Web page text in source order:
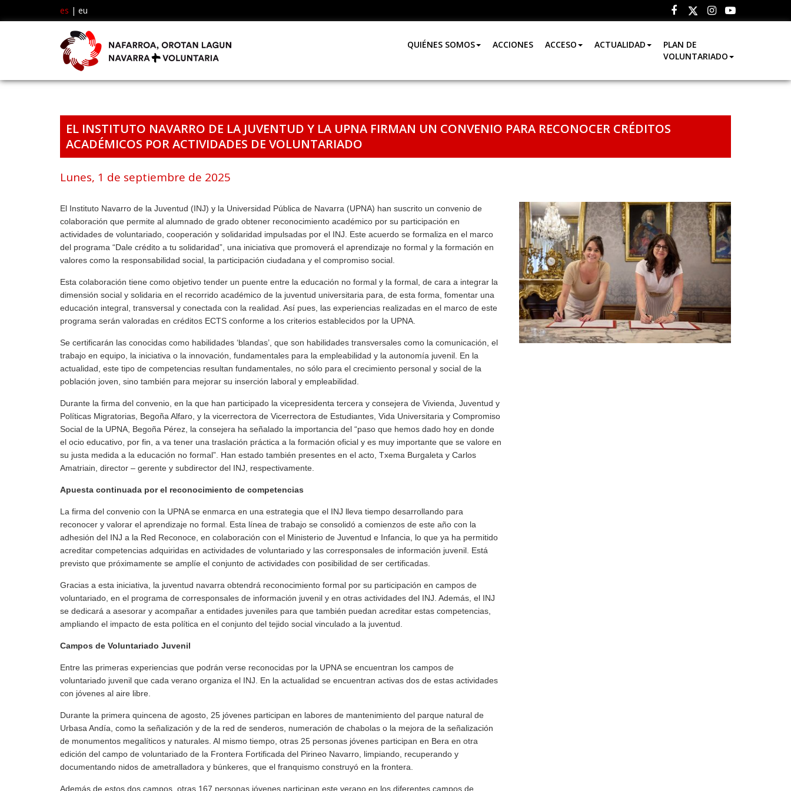
es | eu
Facebook
Twitter
Instagram
Youtube
QUIÉNES SOMOS ACCIONES ACCESO ACTUALIDAD
PLAN DE
VOLUNTARIADO
EL INSTITUTO NAVARRO DE LA JUVENTUD Y LA UPNA FIRMAN UN CONVENIO PARA RECONOCER CRÉDITOS
ACADÉMICOS POR ACTIVIDADES DE VOLUNTARIADO
Lunes, 1 de septiembre de 2025
El Instituto Navarro de la Juventud (INJ) y la Universidad Pública de Navarra (UPNA) han suscrito un convenio de
colaboración que permite al alumnado de grado obtener reconocimiento académico por su participación en
actividades de voluntariado, cooperación y solidaridad impulsadas por el INJ. Este acuerdo se formaliza en el marco
del programa “Dale crédito a tu solidaridad”, una iniciativa que promoverá el aprendizaje no formal y la formación en
valores como la responsabilidad social, la participación ciudadana y el compromiso social.
Esta colaboración tiene como objetivo tender un puente entre la educación no formal y la formal, de cara a integrar la
dimensión social y solidaria en el recorrido académico de la juventud universitaria para, de esta forma, fomentar una
educación integral, transversal y conectada con la realidad. Así pues, las experiencias realizadas en el marco de este
programa serán valoradas en créditos ECTS conforme a los criterios establecidos por la UPNA.
Se certificarán las conocidas como habilidades ‘blandas’, que son habilidades transversales como la comunicación, el
trabajo en equipo, la iniciativa o la innovación, fundamentales para la empleabilidad y la autonomía juvenil. En la
actualidad, este tipo de competencias resultan fundamentales, no sólo para el crecimiento personal y social de la
población joven, sino también para mejorar su inserción laboral y empleabilidad.
Durante la firma del convenio, en la que han participado la vicepresidenta tercera y consejera de Vivienda, Juventud y
Políticas Migratorias, Begoña Alfaro, y la vicerrectora de Vicerrectora de Estudiantes, Vida Universitaria y Compromiso
Social de la UPNA, Begoña Pérez, la consejera ha señalado la importancia del “paso que hemos dado hoy en donde
el ocio educativo, por fin, a va tener una traslación práctica a la formación oficial y es muy importante que se valore en
su justa medida a la educación no formal”. Han estado también presentes en el acto, Txema Burgaleta y Carlos
Amatriain, director – gerente y subdirector del INJ, respectivamente.
Apuesta continuada por el reconocimiento de competencias
La firma del convenio con la UPNA se enmarca en una estrategia que el INJ lleva tiempo desarrollando para
reconocer y valorar el aprendizaje no formal. Esta línea de trabajo se consolidó a comienzos de este año con la
adhesión del INJ a la Red Reconoce, en colaboración con el Ministerio de Juventud e Infancia, lo que ya ha permitido
acreditar competencias adquiridas en actividades de voluntariado y las corresponsales de información juvenil. Está
previsto que próximamente se amplíe el conjunto de actividades con posibilidad de ser certificadas.
Gracias a esta iniciativa, la juventud navarra obtendrá reconocimiento formal por su participación en campos de
voluntariado, en el programa de corresponsales de información juvenil y en otras actividades del INJ. Además, el INJ
se dedicará a asesorar y acompañar a entidades juveniles para que también puedan acreditar estas competencias,
ampliando el impacto de esta política en el conjunto del tejido social vinculado a la juventud.
Campos de Voluntariado Juvenil
Entre las primeras experiencias que podrán verse reconocidas por la UPNA se encuentran los campos de
voluntariado juvenil que cada verano organiza el INJ. En la actualidad se encuentran activas dos de estas actividades
con jóvenes al aire libre.
Durante la primera quincena de agosto, 25 jóvenes participan en labores de mantenimiento del parque natural de
Urbasa Andía, como la señalización y de la red de senderos, numeración de chabolas o la mejora de la señalización
de monumentos megalíticos y naturales. Al mismo tiempo, otras 25 personas jóvenes participan en Bera en otra
edición del campo de voluntariado de la Frontera Fortificada del Pirineo Navarro, limpiando, recuperando y
documentando nidos de ametralladora y búnkeres, que el franquismo construyó en la frontera.
Además de estos dos campos, otras 167 personas jóvenes participan este verano en los diferentes campos de